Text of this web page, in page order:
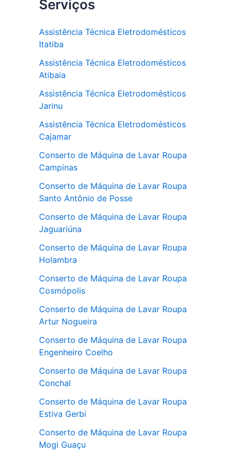
Serviços
Assistência Técnica Eletrodomésticos
Itatiba
Assistência Técnica Eletrodomésticos
Atibaia
Assistência Técnica Eletrodomésticos
Jarinu
Assistência Técnica Eletrodomésticos
Cajamar
Conserto de Máquina de Lavar Roupa
Campinas
Conserto de Máquina de Lavar Roupa
Santo Antônio de Posse
Conserto de Máquina de Lavar Roupa
Jaguariúna
Conserto de Máquina de Lavar Roupa
Holambra
Conserto de Máquina de Lavar Roupa
Cosmópolis
Conserto de Máquina de Lavar Roupa
Artur Nogueira
Conserto de Máquina de Lavar Roupa
Engenheiro Coelho
Conserto de Máquina de Lavar Roupa
Conchal
Conserto de Máquina de Lavar Roupa
Estiva Gerbi
Conserto de Máquina de Lavar Roupa
Mogi Guaçu